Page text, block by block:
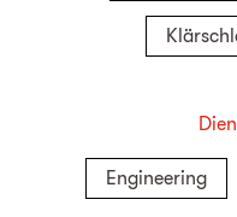
Engineering